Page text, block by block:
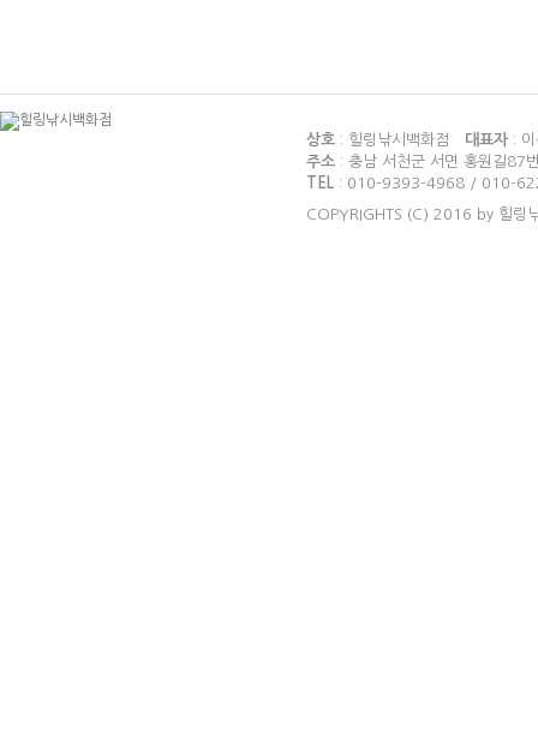
상호 : 힐링낚시백화점 대표자 :
주소 : 충남 서천군 서면 홍원길87
TEL : 010-9393-4968 / 010-
COPYRIGHTS (C) 2016 by 힐링